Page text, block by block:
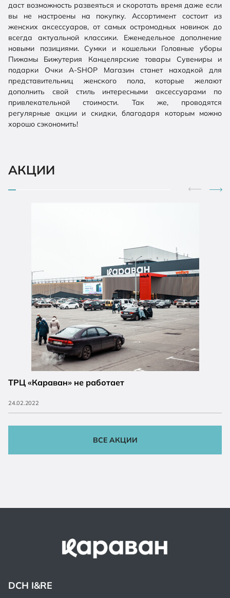
даст возможность развеяться и скоротать время даже если
вы не настроены на покупку. Ассортимент состоит из
женских аксессуаров, от самых остромодных новинок до
всегда актуальной классики. Еженедельное дополнение
новыми позициями. Сумки и кошельки Головные уборы
Пижамы Бижутерия Канцелярские товары Сувениры и
подарки Очки А-SHOP Магазин станет находкой для
представительниц женского пола, которые желают
дополнить свой стиль интересными аксессуарами по
привлекательной стоимости. Так же, проводятся
регулярные акции и скидки, благодаря которым можно
хорошо сэкономить!
АКЦИИ
ТРЦ «Караван» не работает
24.02.2022
ВСЕ АКЦИИ
DCH I&RE